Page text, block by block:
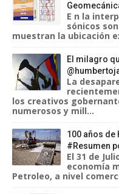
E n la
sónicos
muestran la ubicación
El milagro
La
los creativos
numerosos y mill...
100 años
#Resumen
El 31 de
economía
Petroleo, a nivel